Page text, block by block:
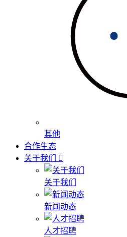
其他
合作生态
关于我们
关于我们
新闻动态
人才招聘